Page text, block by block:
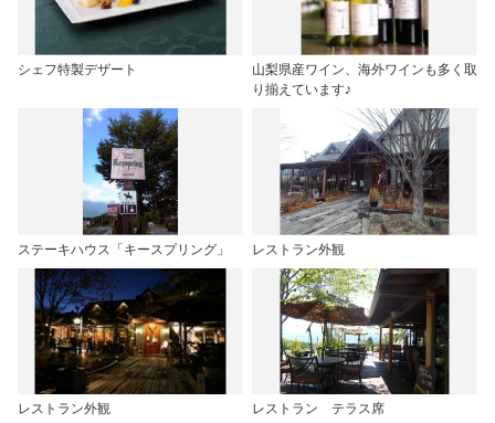
シェフ特製デザート
山梨県産ワイン、海外ワインも多く取
り揃えています♪
ステーキハウス「キースプリング」 レストラン外観
レストラン外観 レストラン テラス席